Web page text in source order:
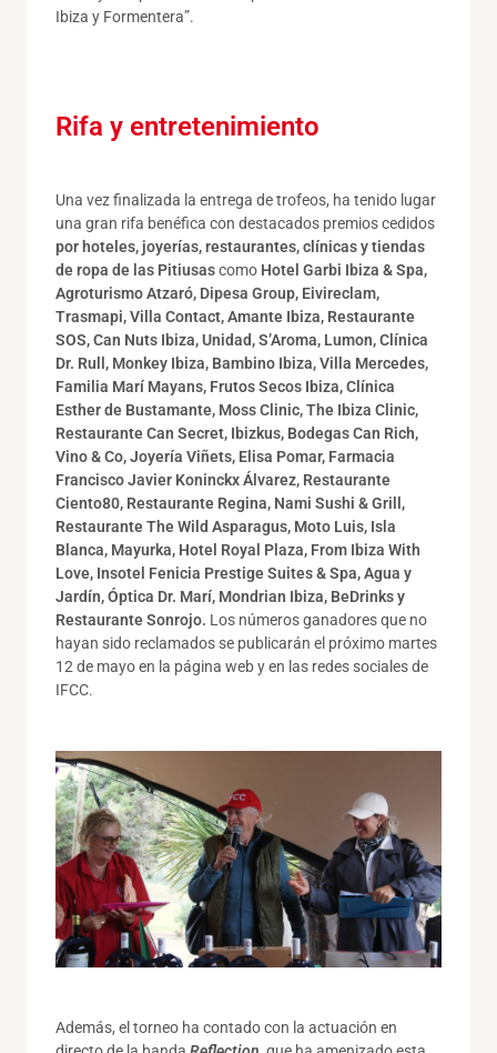
Ibiza y Formentera”.
Rifa y entretenimiento
Una vez finalizada la entrega de trofeos, ha tenido lugar
una gran rifa benéfica con destacados premios cedidos
por hoteles, joyerías, restaurantes, clínicas y tiendas
de ropa de las Pitiusascomo Hotel Garbi Ibiza & Spa,
Agroturismo Atzaró, Dipesa Group, Eivireclam,
Trasmapi,Villa Contact, Amante Ibiza, Restaurante
SOS, Can Nuts Ibiza, Unidad,S’Aroma, Lumon,Clínica
Dr. Rull, Monkey Ibiza, Bambino Ibiza,Villa Mercedes,
Familia Marí Mayans, Frutos Secos Ibiza, Clínica
Esther de Bustamante, Moss Clinic,The Ibiza Clinic,
Restaurante Can Secret, Ibizkus, Bodegas Can Rich,
Vino & Co,Joyería Viñets, Elisa Pomar, Farmacia
Francisco Javier Koninckx Álvarez, Restaurante
Ciento80, Restaurante Regina, Nami Sushi & Grill,
Restaurante The Wild Asparagus, Moto Luis, Isla
Blanca, Mayurka, Hotel Royal Plaza, From Ibiza With
Love, Insotel Fenicia Prestige Suites & Spa, Agua y
Jardín, Óptica Dr. Marí, Mondrian Ibiza, BeDrinks y
Restaurante Sonrojo. Los números ganadores que no
hayan sido reclamados se publicarán el próximo martes
12 de mayo en la página web y en las redes sociales de
IFCC.
Además, el torneo ha contado con la actuación en